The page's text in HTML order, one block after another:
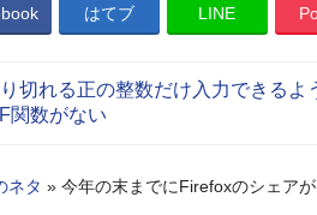
はてブ LINE
切れる正の整数だけ入力できるよ
関数がない
ネタ » 今年の末までにFirefoxのシェア